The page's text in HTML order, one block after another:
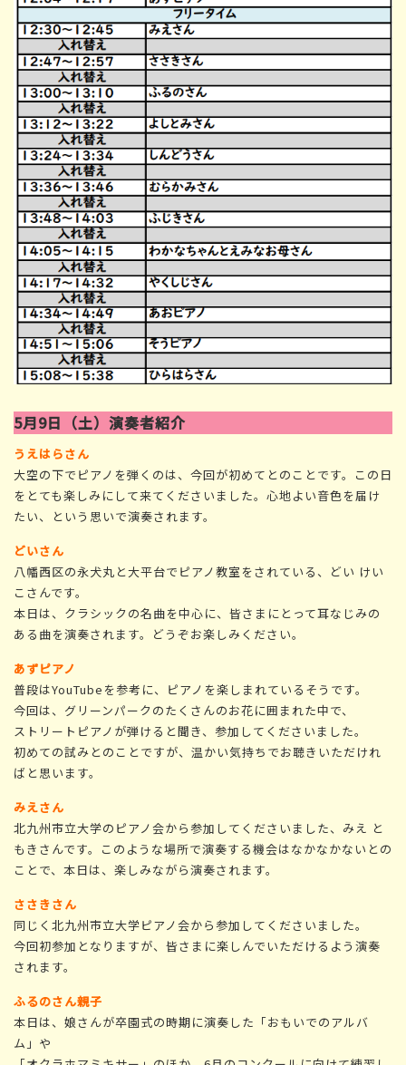
5月9日（土）演奏者紹介
うえはらさん
大空の下でピアノを弾くのは、今回が初めてとのことです。この日
をとても楽しみにして来てくださいました。心地よい音色を届け
たい、という思いで演奏されます。
どいさん
八幡西区の永犬丸と大平台でピアノ教室をされている、どい けい
こさんです。
本日は、クラシックの名曲を中心に、皆さまにとって耳なじみの
ある曲を演奏されます。どうぞお楽しみください。
あずピアノ
普段はYouTubeを参考に、ピアノを楽しまれているそうです。
今回は、グリーンパークのたくさんのお花に囲まれた中で、
ストリートピアノが弾けると聞き、参加してくださいました。
初めての試みとのことですが、温かい気持ちでお聴きいただけれ
ばと思います。
みえさん
北九州市立大学のピアノ会から参加してくださいました、みえ と
もきさんです。このような場所で演奏する機会はなかなかないとの
ことで、本日は、楽しみながら演奏されます。
ささきさん
同じく北九州市立大学ピアノ会から参加してくださいました。
今回初参加となりますが、皆さまに楽しんでいただけるよう演奏
されます。
ふるのさん親子
本日は、娘さんが卒園式の時期に演奏した「おもいでのアルバ
ム」や